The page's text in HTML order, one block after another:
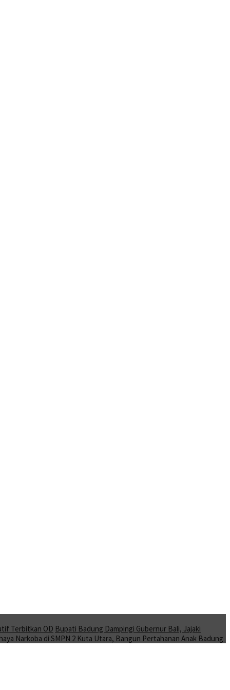
Terbitkan OD Bupati Badung Dampingi Gubernur Bali, Jajaki
Narkoba di SMPN 2 Kuta Utara, Bangun Pertahanan Anak Badung